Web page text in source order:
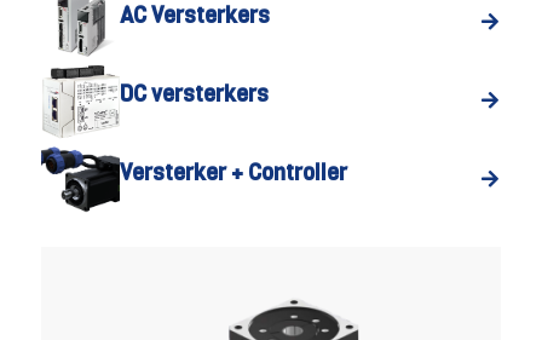
AC Versterkers
DC versterkers
Versterker + Controller